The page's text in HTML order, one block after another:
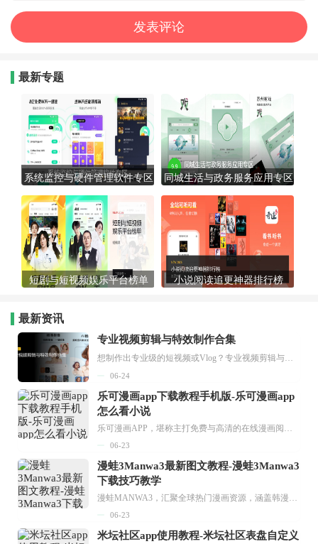
最新专题
系统监控与硬件管理软件专区 同城生活与政务服务应用专区
短剧与短视频娱乐平台榜单 小说阅读追更神器排行榜
最新资讯
专业视频剪辑与特效制作合集
想制作出专业级的短视频或Vlog？专业视频剪辑与特效制作大全专题为你提供了从剪辑、抠像到特效包装的全套解决方案。无论是添加炫酷的片头、进行精准的视频抠图，还是制...
06-24
乐可漫画app下载教程手机版-乐可漫画app
怎么看小说
乐可漫画APP，堪称主打免费与高清的在线漫画阅读神器。其官方版提供海量完整版漫画资源，无论是国内漫画，还是日漫、韩漫、台漫、美漫等国外漫画，应有尽有，随时供你阅读。只需轻点一下，便能直接进入阅读界面。不仅如此，乐可漫画最新版本更新速度极快，在这里，你总能抢先看到全网一手漫画章节内容！...
06-23
漫蛙3Manwa3最新图文教程-漫蛙3Manwa3
下载技巧教学
漫蛙MANWA3，汇聚全球热门漫画资源，涵盖韩漫、欧美漫画、国漫等多种类型，题材丰富多样，全方位满足用户阅读喜好。它不仅是阅读平台，更是创作平台，为广大用户打造零门槛创作环境。...
06-23
米坛社区app使用教程-米坛社区表盘自定义